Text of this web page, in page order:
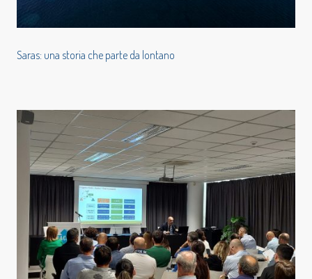
Saras: una storia che parte da lontano